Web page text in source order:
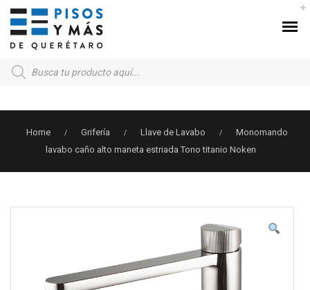
Products
search
Home / Grifería / Llave de Lavabo /
Monomando
lavabo caño alto maneta estriada Tono titanio Noken